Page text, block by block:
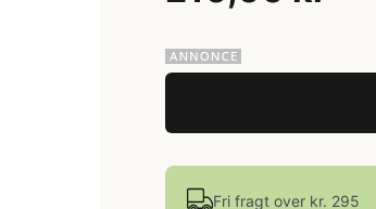
Fri fragt over kr. 295